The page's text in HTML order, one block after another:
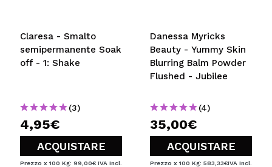
Claresa - Smalto
semipermanente Soak
off - 1: Shake
(3)
4,95€
ACQUISTARE
Prezzo x 100 Kg: 99,00€ IVA Incl.
Danessa Myricks
Beauty - Yummy Skin
Blurring Balm Powder
Flushed - Jubilee
(4)
35,00€
ACQUISTARE
Prezzo x 100 Kg: 583,33€IVA Incl.